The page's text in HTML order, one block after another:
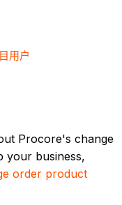
用户
Procore's change
your business,
order product